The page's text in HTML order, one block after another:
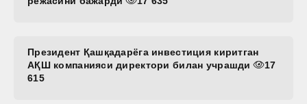
Президент Қашқадарёга инвестиция киритган
АҚШ компанияси директори билан учрашди
17
615